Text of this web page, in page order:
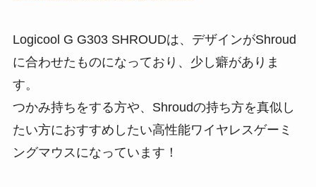
Logicool G G303 SHROUDは、デザインがShroud
に合わせたものになっており、少し癖がありま
す。
つかみ持ちをする方や、Shroudの持ち方を真似し
たい方におすすめしたい高性能ワイヤレスゲーミ
ングマウスになっています！